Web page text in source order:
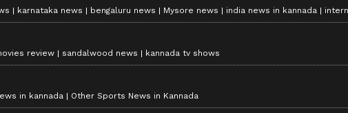
karnataka news bengaluru news Mysore news india news in kannada
review sandalwood news kannada tv shows
in kannada Other Sports News in Kannada